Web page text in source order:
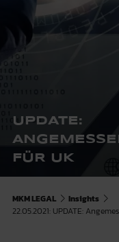
UPDATE:
FÜR UK
MKM LEGAL
Insights
22.05.2021: UPDATE: